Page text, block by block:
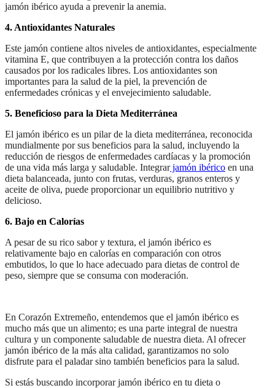
jamón ibérico ayuda a prevenir la anemia.
4. Antioxidantes Naturales
Este jamón contiene altos niveles de antioxidantes, especialmente
vitamina E, que contribuyen a la protección contra los daños
causados por los radicales libres. Los antioxidantes son
importantes para la salud de la piel, la prevención de
enfermedades crónicas y el envejecimiento saludable.
5. Beneficioso para la Dieta Mediterránea
El jamón ibérico es un pilar de la dieta mediterránea, reconocida
mundialmente por sus beneficios para la salud, incluyendo la
reducción de riesgos de enfermedades cardíacas y la promoción
de una vida más larga y saludable. Integrarjamón ibérico en una
dieta balanceada, junto con frutas, verduras, granos enteros y
aceite de oliva, puede proporcionar un equilibrio nutritivo y
delicioso.
6. Bajo en Calorías
A pesar de su rico sabor y textura, el jamón ibérico es
relativamente bajo en calorías en comparación con otros
embutidos, lo que lo hace adecuado para dietas de control de
peso, siempre que se consuma con moderación.
En Corazón Extremeño, entendemos que el jamón ibérico es
mucho más que un alimento; es una parte integral de nuestra
cultura y un componente saludable de nuestra dieta. Al ofrecer
jamón ibérico de la más alta calidad, garantizamos no solo
disfrute para el paladar sino también beneficios para la salud.
Si estás buscando incorporar jamón ibérico en tu dieta o